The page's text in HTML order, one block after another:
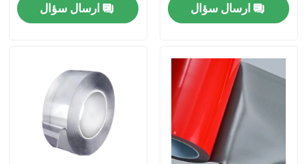
تماس با ما
درخواست نقل قول
نوار چسب ذوب داغ
نوار چسب فرش
ارسال سؤال
ارسال سؤال